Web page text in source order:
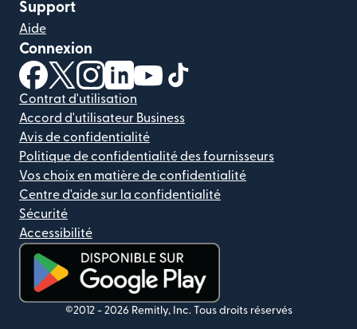
Support
Aide
Connexion
(s'ouvre dans une nouvelle fenêtre)
(s'ouvre dans une nouvelle fenêtre)
(s'ouvre dans une nouvelle fenêtre)
(s'ouvre dans une nouvelle fenêtre)
(s'ouvre dans une nouvelle
Contrat d'utilisation
Accord d'utilisateur Business
Avis de confidentialité
Politique de confidentialité des fournisseurs
Vos choix en matière de confidentialité
Centre d'aide sur la confidentialité
Sécurité
Accessibilité
(s'ouvre dans une nouvelle fenêtre)
©2012 - 2026 Remitly, Inc. Tous droits réservés